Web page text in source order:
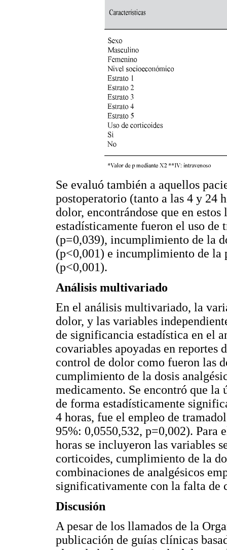
Se evaluó también a aquellos
postoperatorio (tanto a las 4 y 24
dolor, encontrándose que en
estadísticamente fueron el uso
(p=0,039), incumplimiento de la
(p<0,001) e incumplimiento de la
(p<0,001).
Análisis multivariado
En el análisis multivariado, la
dolor, y las variables
de significancia estadística en el
covariables apoyadas en
control de dolor como fueron las
cumplimiento de la dosis
medicamento. Se encontró que la
de forma estadísticamente
4 horas, fue el empleo de
95%: 0,0550,532, p=0,002). Para
horas se incluyeron las variables
corticoides, cumplimiento de la
combinaciones de analgésicos
significativamente con la falta de
Discusión
A pesar de los llamados de la
publicación de guías clínicas